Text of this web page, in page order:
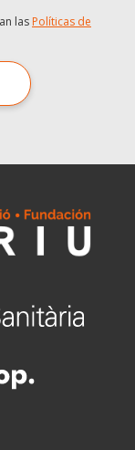
las Políticas de